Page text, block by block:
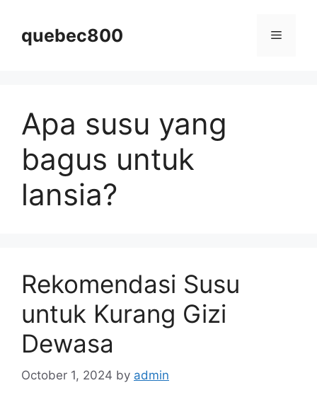
contentquebec800 Menu
Apa susu yang
bagus untuk
lansia?
Rekomendasi Susu
untuk Kurang Gizi
Dewasa
October 1, 2024 by admin